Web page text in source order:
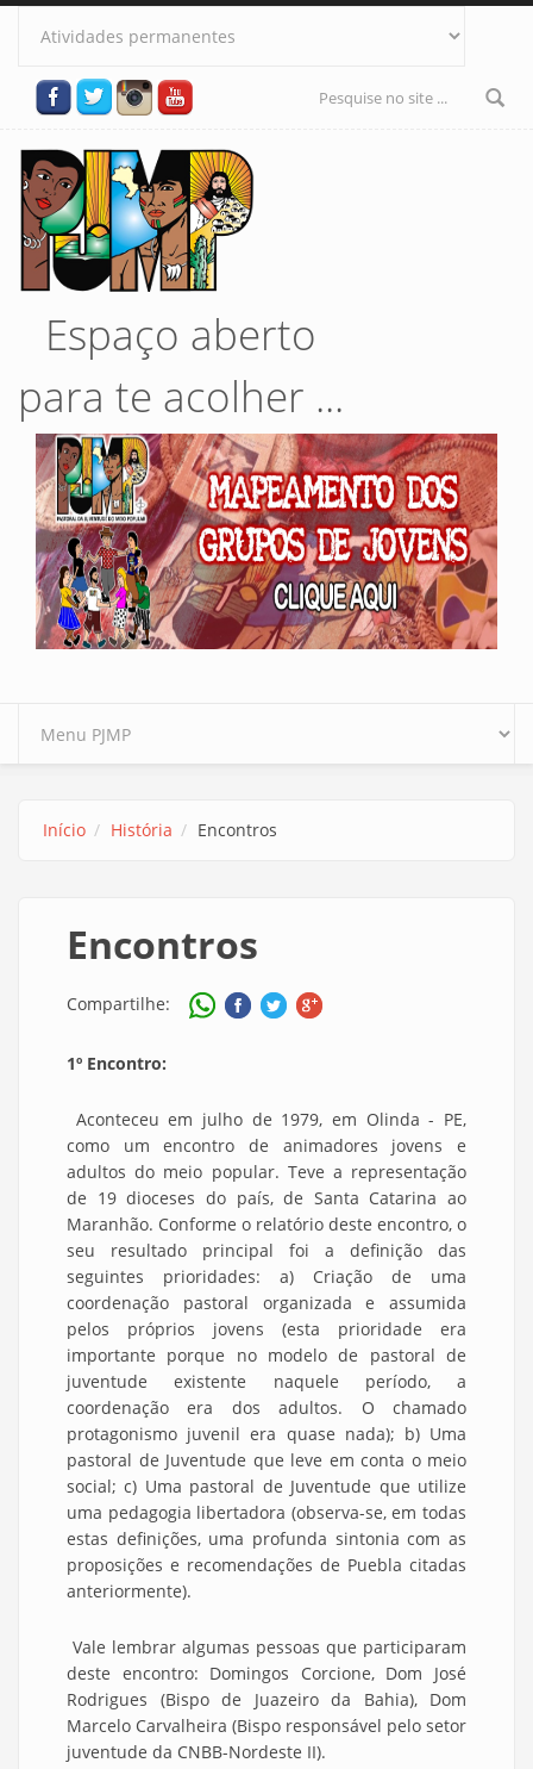
Pular para o conteúdo principal
Formulário
Espaço aberto
para te acolher ...
Início História Encontros
Encontros
Compartilhe:
1º Encontro:
Aconteceu em julho de 1979, em Olinda - PE,
como um encontro de animadores jovens e
adultos do meio popular. Teve a representação
de 19 dioceses do país, de Santa Catarina ao
Maranhão. Conforme o relatório deste encontro, o
seu resultado principal foi a definição das
seguintes prioridades: a) Criação de uma
coordenação pastoral organizada e assumida
pelos próprios jovens (esta prioridade era
importante porque no modelo de pastoral de
juventude existente naquele período, a
coordenação era dos adultos. O chamado
protagonismo juvenil era quase nada); b) Uma
pastoral de Juventude que leve em conta o meio
social; c) Uma pastoral de Juventude que utilize
uma pedagogia libertadora (observa-se, em todas
estas definições, uma profunda sintonia com as
proposições e recomendações de Puebla citadas
anteriormente).
Vale lembrar algumas pessoas que participaram
deste encontro: Domingos Corcione, Dom José
Rodrigues (Bispo de Juazeiro da Bahia), Dom
Marcelo Carvalheira (Bispo responsável pelo setor
juventude da CNBB-Nordeste II).